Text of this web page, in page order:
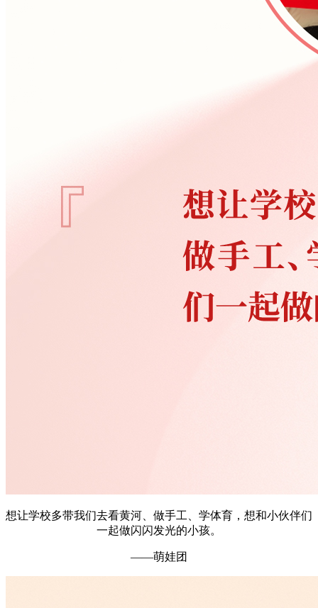
想让学校多带我们去看黄河、做手工、学体育，想和小伙伴们
一起做闪闪发光的小孩。
——萌娃团